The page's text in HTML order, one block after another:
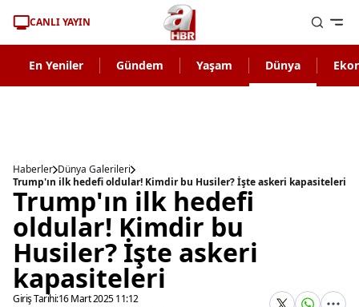
CANLI YAYIN
En Yeniler Gündem Yaşam Dünya
Haberler Dünya Galerileri
Trump'ın ilk hedefi oldular! Kimdir bu Husiler? İşte askeri kapasiteleri
Trump'ın ilk hedefi
oldular! Kimdir bu
Husiler? İşte askeri
kapasiteleri
Giriş Tarihi:16 Mart 2025 11:12